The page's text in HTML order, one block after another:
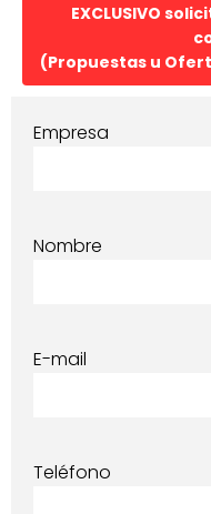
EXCLUSIVO
(Propuestas u
Empresa
Nombre
E-mail
Teléfono